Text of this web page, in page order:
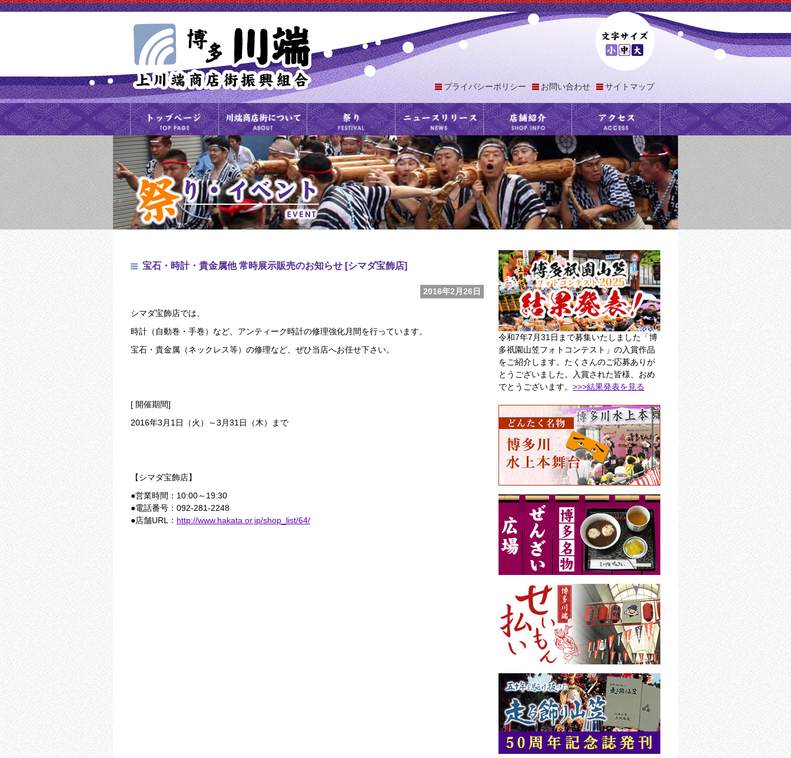
プライバシーポリシー お問い合わせ サイトマップ
宝石・時計・貴金属他 常時展示販売のお知らせ [シマダ宝飾店]
2016年2月26日
シマダ宝飾店では、
時計（自動巻・手巻）など、アンティーク時計の修理強化月間を行っています。
宝石・貴金属（ネックレス等）の修理など、ぜひ当店へお任せ下さい。
[ 開催期間]
2016年3月1日（火）～3月31日（木）まで
【シマダ宝飾店】
●営業時間：10:00～19:30
●電話番号：092-281-2248
●店舗URL： http://www.hakata.or.jp/shop_list/64/
令和7年7月31日まで募集いたしました「博
多祇園山笠フォトコンテスト」の入賞作品
をご紹介します。たくさんのご応募ありが
とうございました。入賞された皆様、おめ
でとうございます。 >>>結果発表を見る